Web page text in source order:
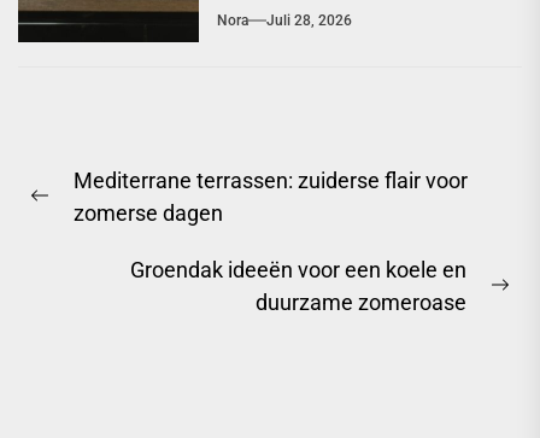
Nora Juli 28, 2026
Previous
Mediterrane terrassen: zuiderse flair voor
zomerse dagen
Groendak ideeën voor een koele en
duurzame zomeroase